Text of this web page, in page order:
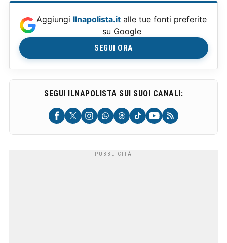
Aggiungi Ilnapolista.it alle tue fonti preferite
su Google
SEGUI ORA
SEGUI ILNAPOLISTA SUI SUOI CANALI: